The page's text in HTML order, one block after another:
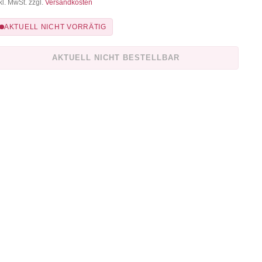
MwSt. zzgl. Versandkosten
AKTUELL NICHT VORRÄTIG
AKTUELL NICHT BESTELLBAR